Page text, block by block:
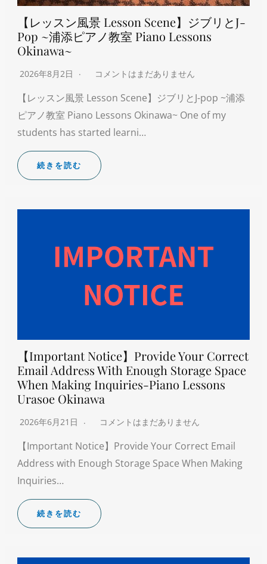
【レッスン風景 Lesson Scene】ジブリとJ-
Pop ~浦添ピアノ教室 Piano Lessons
Okinawa~
2026年8月2日 コメントはまだありません
【レッスン風景 Lesson Scene】ジブリとJ-pop ~浦添
ピアノ教室 Piano Lessons Okinawa~ One of my
students has started learni…
続きを読む
【Important Notice】Provide Your Correct
Email Address With Enough Storage Space
When Making Inquiries-Piano Lessons
Urasoe Okinawa
2026年6月21日 コメントはまだありません
【Important Notice】Provide Your Correct Email
Address with Enough Storage Space When Making
Inquiries…
続きを読む